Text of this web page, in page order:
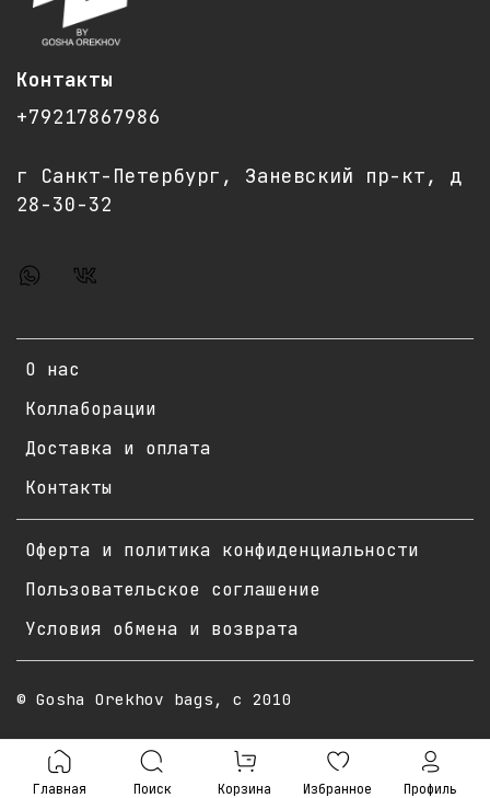
О нас
Коллаборации
Доставка и оплата
Контакты
Оферта и политика конфиденциальности
Пользовательское соглашение
Условия обмена и возврата
Контакты
+79217867986
г Санкт-Петербург, Заневский пр-кт, д
28-30-32
© Gosha Orekhov bags, с 2010
Главная Поиск Корзина Избранное Профиль